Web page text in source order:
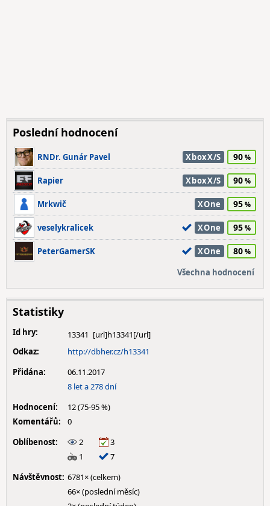
Poslední hodnocení
RNDr. Gunár Pavel XboxX/S 90
Rapier XboxX/S 90
Mrkwič XOne 95
veselykralicek XOne 95
PeterGamerSK XOne 80
Všechna hodnocení
Statistiky
Id hry:
13341
Odkaz:
http://dbher.cz/h13341
Přidána:
06.11.2017
8 let a 278 dní
Hodnocení:
12 (75-95 %)
Komentářů:
0
Oblíbenost:
2
3
1
7
Návštěvnost: 6781× (celkem)
66× (poslední měsíc)